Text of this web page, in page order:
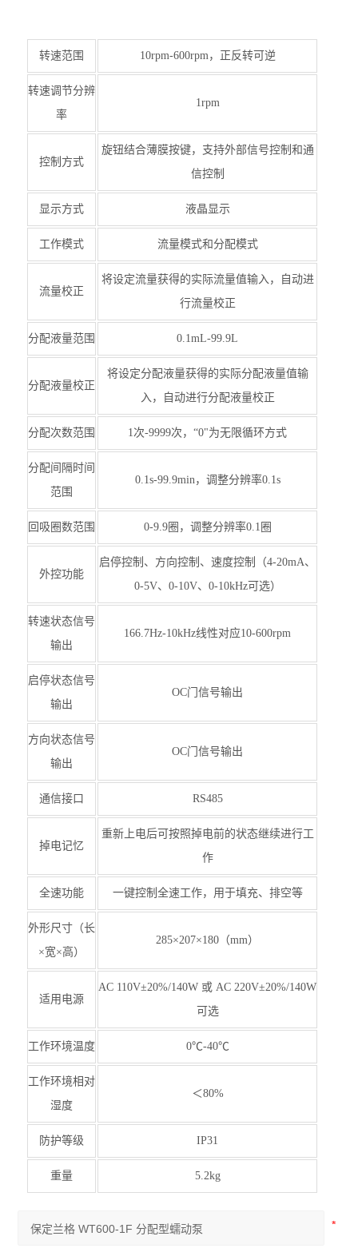
转速范围 10rpm-600rpm，正反转可逆
转速调节分辨
率
1rpm
控制方式
旋钮结合薄膜按键，支持外部信号控制和通
信控制
显示方式 液晶显示
工作模式 流量模式和分配模式
流量校正
将设定流量获得的实际流量值输入，自动进
行流量校正
分配液量范围 0.1mL-99.9L
分配液量校正
将设定分配液量获得的实际分配液量值输
入，自动进行分配液量校正
分配次数范围 1次-9999次，“0"为无限循环方式
分配间隔时间
范围
0.1s-99.9min，调整分辨率0.1s
回吸圈数范围 0-9.9圈，调整分辨率0.1圈
外控功能
启停控制、方向控制、速度控制（4-20mA、
0-5V、0-10V、0-10kHz可选）
转速状态信号
输出
166.7Hz-10kHz线性对应10-600rpm
启停状态信号
输出
OC门信号输出
方向状态信号
输出
OC门信号输出
通信接口 RS485
掉电记忆
重新上电后可按照掉电前的状态继续进行工
作
全速功能 一键控制全速工作，用于填充、排空等
外形尺寸（长
×宽×高）
285×207×180（mm）
适用电源
AC 110V±20%/140W 或 AC 220V±20%/140W
可选
工作环境温度 0℃-40℃
工作环境相对
湿度
＜80%
防护等级 IP31
重量 5.2kg